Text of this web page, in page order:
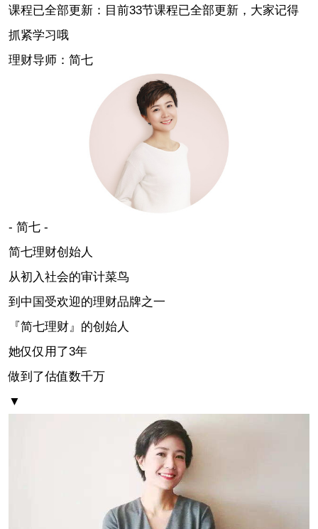
课程已全部更新：目前33节课程已全部更新，大家记得
抓紧学习哦
理财导师：简七
- 简七 -
简七理财创始人
从初入社会的审计菜鸟
到中国受欢迎的理财品牌之一
『简七理财』的创始人
她仅仅用了3年
做到了估值数千万
▼